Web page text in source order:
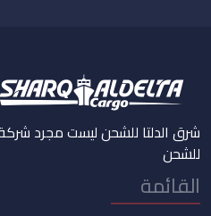
شرق الدلتا للشحن ليست مجرد
للشحن
القائمة